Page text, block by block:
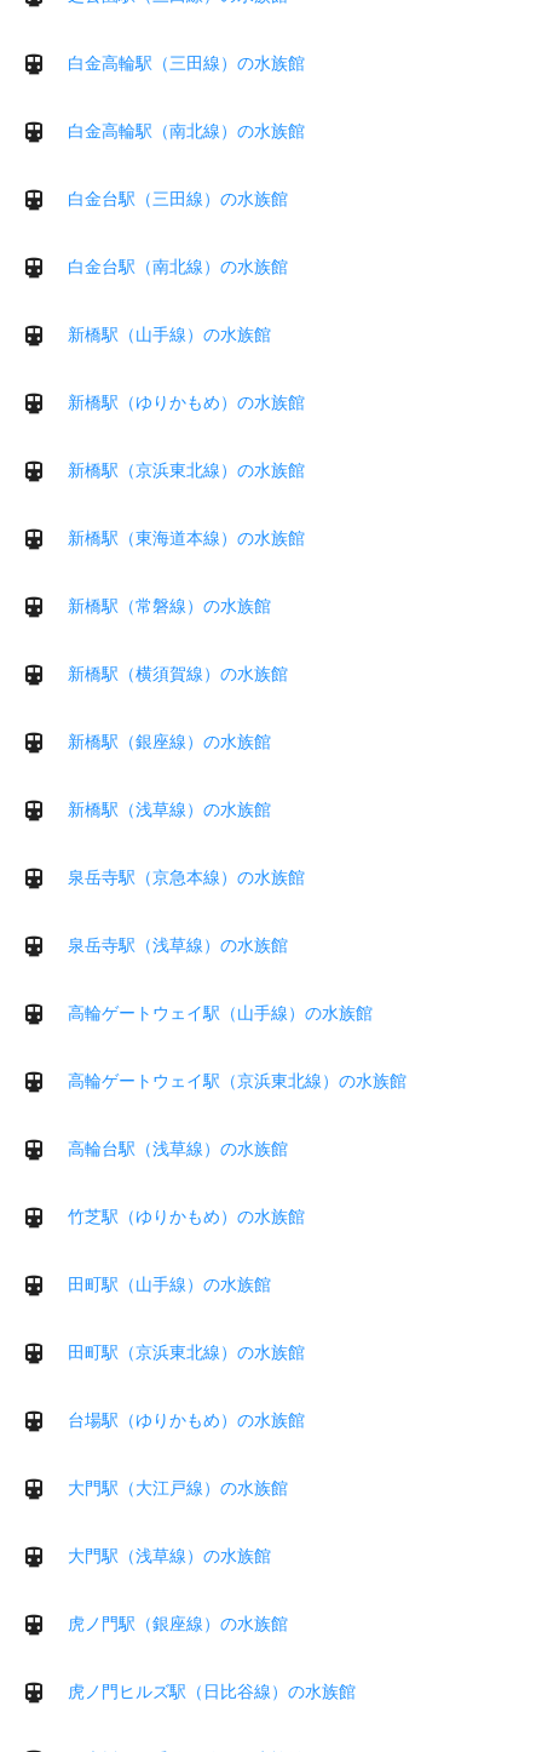
白金高輪駅（三田線）の水族館
白金高輪駅（南北線）の水族館
白金台駅（三田線）の水族館
白金台駅（南北線）の水族館
新橋駅（山手線）の水族館
新橋駅（ゆりかもめ）の水族館
新橋駅（京浜東北線）の水族館
新橋駅（東海道本線）の水族館
新橋駅（常磐線）の水族館
新橋駅（横須賀線）の水族館
新橋駅（銀座線）の水族館
新橋駅（浅草線）の水族館
泉岳寺駅（京急本線）の水族館
泉岳寺駅（浅草線）の水族館
高輪ゲートウェイ駅（山手線）の水族館
高輪ゲートウェイ駅（京浜東北線）の水族館
高輪台駅（浅草線）の水族館
竹芝駅（ゆりかもめ）の水族館
田町駅（山手線）の水族館
田町駅（京浜東北線）の水族館
台場駅（ゆりかもめ）の水族館
大門駅（大江戸線）の水族館
大門駅（浅草線）の水族館
虎ノ門駅（銀座線）の水族館
虎ノ門ヒルズ駅（日比谷線）の水族館